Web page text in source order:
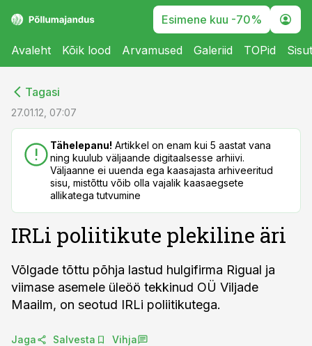
Esimene kuu -70%
Avaleht Kõik lood Arvamused Galeriid TOPid
Tagasi
27.01.12, 07:07
Tähelepanu! Artikkel on enam kui 5 aastat vana
ning kuulub väljaande digitaalsesse arhiivi.
Väljaanne ei uuenda ega kaasajasta arhiveeritud
sisu, mistõttu võib olla vajalik kaasaegsete
allikatega tutvumine
IRLi poliitikute plekiline äri
Võlgade tõttu põhja lastud hulgifirma Rigual ja
viimase asemele üleöö tekkinud OÜ Viljade
Maailm, on seotud IRLi poliitikutega.
Jaga Salvesta Vihja